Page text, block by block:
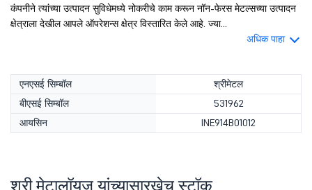
कंपनीने त्यांच्या उत्पादन सुविधेमध्ये नोकरीचे काम करून नॉन-फेरस मेटल्सच्या उत्पादन
क्षेत्राला देखील आपले ऑपरेशन्स क्षेत्र विस्तारित केले आहे. ज्या...
अधिक पाहा
एनएसई सिम्बॉल
श्रीमेटल
बीएसई सिम्बॉल
531962
आयसिन
INE914B01012
श्री मेटालॉयज यांच्यासारखेच स्टॉक